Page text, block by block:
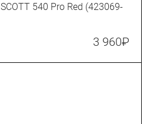
540 Pro Red (423069-
3 960₽